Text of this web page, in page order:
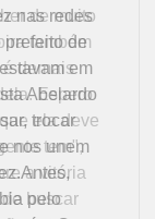
nas redes
prefeito de
em
Abelardo
trocar
nos unem
pelo